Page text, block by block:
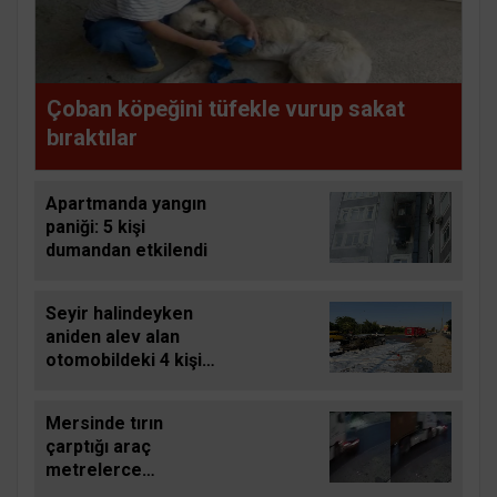
Çoban köpeğini tüfekle vurup sakat
bıraktılar
Apartmanda yangın
paniği: 5 kişi
dumandan etkilendi
Seyir halindeyken
aniden alev alan
otomobildeki 4 kişi
Mersinde tırın
çarptığı araç
metrelerce